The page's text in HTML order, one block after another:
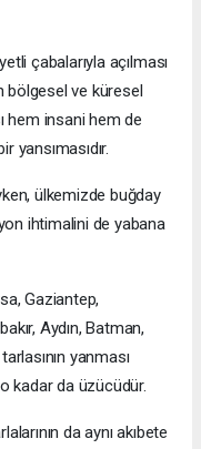
çabalarıyla açılması
bölgesel ve küresel
hem insani hem de
ülkemizde buğday
ihtimalini de yabana
Gaziantep,
Aydın, Batman,
yanması
kadar da üzücüdür.
da aynı akıbete